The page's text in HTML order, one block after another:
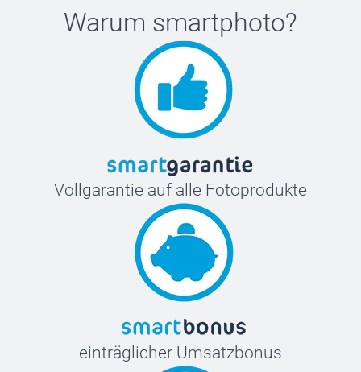
Warum smartphoto?
Vollgarantie auf alle Fotoprodukte
einträglicher Umsatzbonus